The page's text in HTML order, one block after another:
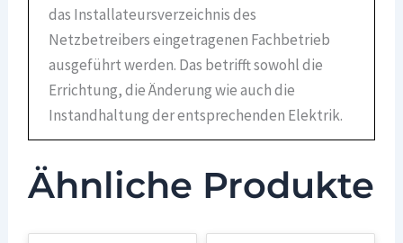
das Installateursverzeichnis des
Netzbetreibers eingetragenen Fachbetrieb
ausgeführt werden. Das betrifft sowohl die
Errichtung, die Änderung wie auch die
Instandhaltung der entsprechenden Elektrik.
Ähnliche Produkte